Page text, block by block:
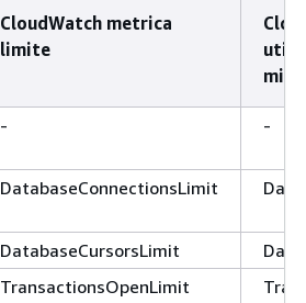
CloudWatch metrica
limite
- -
DatabaseConnectionsLimit
DatabaseCursorsLimit
TransactionsOpenLimit